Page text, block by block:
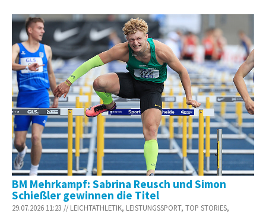
BM Mehrkampf: Sabrina Reusch und Simon
Schießler gewinnen die Titel
29.07.2026 11:23 // LEICHTATHLETIK, LEISTUNGSSPORT, TOP STORIES,